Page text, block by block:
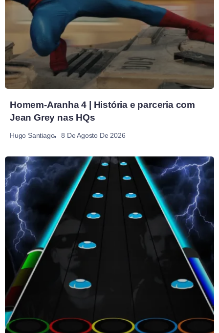
Homem-Aranha 4 | História e parceria com
Jean Grey nas HQs
Hugo Santiago 8 De Agosto De 2026